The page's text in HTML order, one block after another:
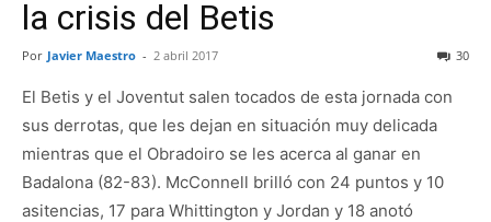
la crisis del Betis
Por Javier Maestro - 2 abril 2017 30
El Betis y el Joventut salen tocados de esta jornada con
sus derrotas, que les dejan en situación muy delicada
mientras que el Obradoiro se les acerca al ganar en
Badalona (82-83). McConnell brilló con 24 puntos y 10
asitencias, 17 para Whittington y Jordan y 18 anotó